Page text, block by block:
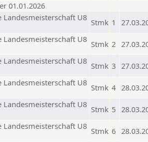
01.01.2026
Landesmeisterschaft U8 Stmk 1
Landesmeisterschaft U8 Stmk 2
Landesmeisterschaft U8 Stmk 3
Landesmeisterschaft U8 Stmk 4
Landesmeisterschaft U8 Stmk 5
Landesmeisterschaft U8 Stmk 6